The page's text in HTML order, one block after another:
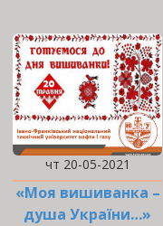
чт 20-05-2021
«Моя вишиванка –
душа України…»